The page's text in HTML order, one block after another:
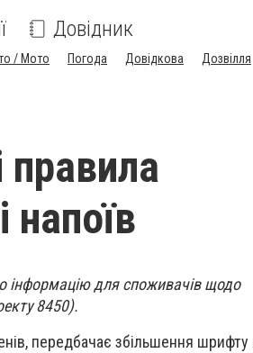
Довідник
/ Мото Погода Довідкова Дозвілля
правила
напоїв
інформацію для споживачів щодо
8450).
передбачає збільшення шрифту